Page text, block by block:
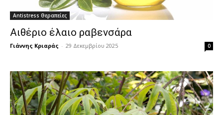
Antistress Θεραπείες
Αιθέριο έλαιο ραβενσάρα
Γιάννης Κριαράς - 29 Δεκεμβρίου 2025 0